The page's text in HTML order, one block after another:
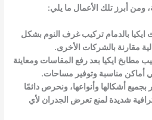
ومن أبرز تلك الأعمال ما يلي:
بالدمام تركيب غرف النوم بشكل
مقارنة بالشركات الأخرى.
ايكيا بعد رفع المقاسات ومعاينة
أماكن مناسبة وتوفير مساحات.
بجميع أشكالها وأنواعها، ونحرص دائمًا
شديدة لمنع تعرض الجدران لأي